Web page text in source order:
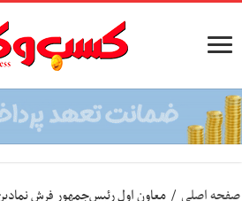
صفحه اصلی / معاون اول رئیس‌جمهور فرش نمادین «تبریز